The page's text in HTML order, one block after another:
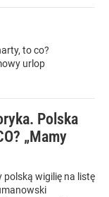
to co?
urlop
Polska
„Mamy
polską wigilię na listę